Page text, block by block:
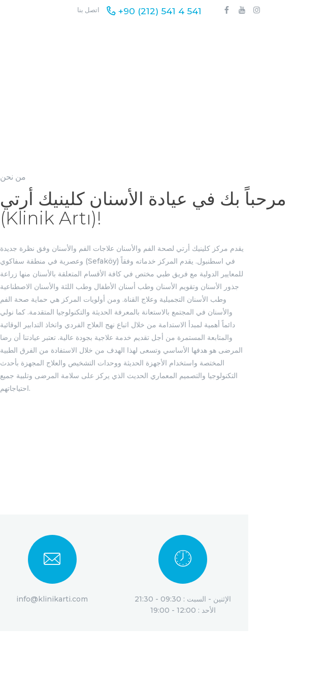
اتصل بنا +90 (212) 541 4 541
من نحن
مرحباً بك في عيادة الأسنان كلينيك أرتي
(Klinik Artı)!
يقدم مركز كلينيك أرتي لصحة الفم والأسنان علاجات الفم والأسنان وفق نظرة جديدة
وعصرية في منطقة سفاكوي (Sefaköy) في اسطنبول. يقدم المركز خدماته وفقاً
للمعايير الدولية مع فريق طبي مختص في كافة الأقسام المتعلقة بالأسنان منها زراعة
جذور الأسنان وتقويم الأسنان وطب أسنان الأطفال وطب اللثة والأسنان الاصطناعية
وطب الأسنان التجميلية وعلاج القناة. ومن أولويات المركز هي حماية صحة الفم
والأسنان في المجتمع بالاستعانة بالمعرفة الحديثة والتكنولوجيا المتقدمة. كما نولي
دائماً أهمية لمبدأ الاستدامة من خلال اتباع نهج العلاج الفردي واتخاذ التدابير الوقائية
والمتابعة المستمرة من أجل تقديم خدمة علاجية بجودة عالية. تعتبر عيادتنا أن رضا
المرضى هو هدفها الأساسي وتسعى لهذا الهدف من خلال الاستفادة من الفرق الطبية
المختصة واستخدام الأجهزة الحديثة ووحدات التشخيص والعلاج المجهزة بأحدث
التكنولوجيا والتصميم المعماري الحديث الذي يركز على سلامة المرضى وتلبية جميع
احتياجاتهم.
info@klinikarti.com
الإثنين - السبت : 09:30 - 21:30
الأحد : 12:00 - 19:00